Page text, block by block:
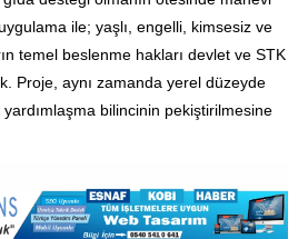
ile; yaşlı, engelli, kimsesiz ve
temel beslenme hakları devlet ve STK
Proje, aynı zamanda yerel düzeyde
yardımlaşma bilincinin pekiştirilmesine